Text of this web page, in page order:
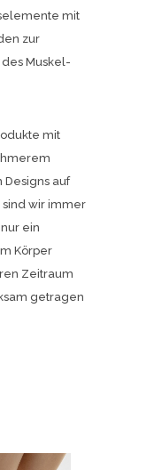
mit
zur
Muskel-
mit
auf
sind wir immer
ein
Körper
Zeitraum
getragen